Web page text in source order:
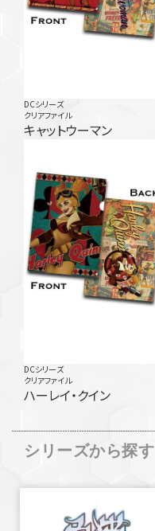
DCシリーズ
クリアファイル
キャットウーマン
DCシリーズ
クリアファイル
ハーレイ・クイン
シリーズから探す